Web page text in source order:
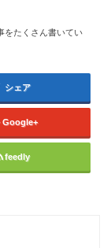
をたくさん書いてい
シェア
Google+
feedly